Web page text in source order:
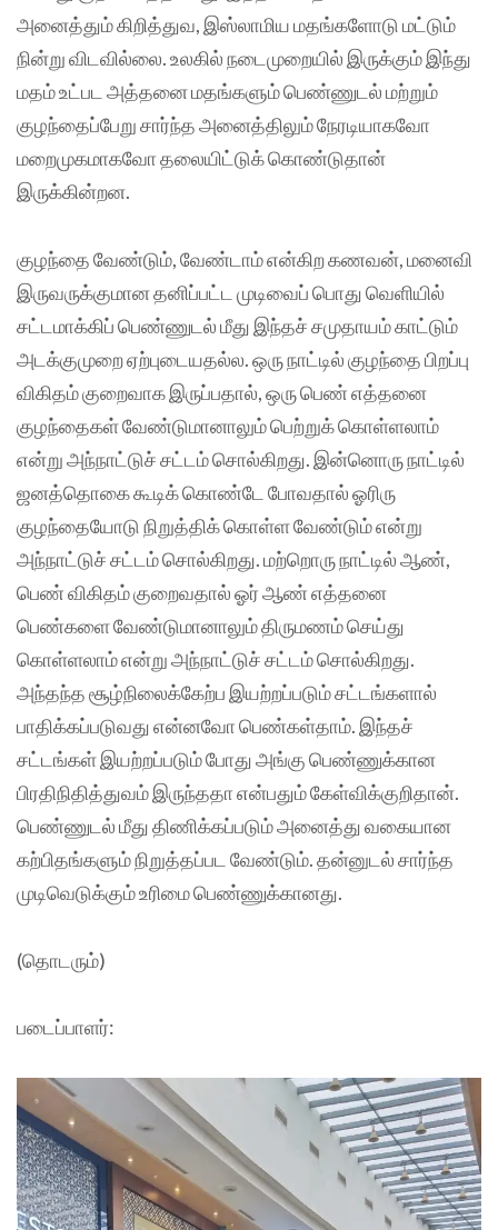
அனைத்தும் கிறித்துவ, இஸ்லாமிய மதங்களோடு மட்டும்
நின்று விடவில்லை. உலகில் நடைமுறையில் இருக்கும் இந்து
மதம் உட்பட அத்தனை மதங்களும் பெண்ணுடல் மற்றும்
குழந்தைப்பேறு சார்ந்த அனைத்திலும் நேரடியாகவோ
மறைமுகமாகவோ தலையிட்டுக் கொண்டுதான்
இருக்கின்றன.
குழந்தை வேண்டும், வேண்டாம் என்கிற கணவன், மனைவி
இருவருக்குமான தனிப்பட்ட முடிவைப் பொது வெளியில்
சட்டமாக்கிப் பெண்ணுடல் மீது இந்தச் சமுதாயம் காட்டும்
அடக்குமுறை ஏற்புடையதல்ல. ஒரு நாட்டில் குழந்தை பிறப்பு
விகிதம் குறைவாக இருப்பதால், ஒரு பெண் எத்தனை
குழந்தைகள் வேண்டுமானாலும் பெற்றுக் கொள்ளலாம்
என்று அந்நாட்டுச் சட்டம் சொல்கிறது. இன்னொரு நாட்டில்
ஜனத்தொகை கூடிக் கொண்டே போவதால் ஓரிரு
குழந்தையோடு நிறுத்திக் கொள்ள வேண்டும் என்று
அந்நாட்டுச் சட்டம் சொல்கிறது.‌ மற்றொரு நாட்டில் ஆண்,
பெண் விகிதம் குறைவதால் ஓர் ஆண் எத்தனை
பெண்களை வேண்டுமானாலும் திருமணம் செய்து
கொள்ளலாம் என்று அந்நாட்டுச் சட்டம் சொல்கிறது.
அந்தந்த சூழ்நிலைக்கேற்ப இயற்றப்படும் சட்டங்களால்
பாதிக்கப்படுவது என்னவோ பெண்கள்தாம். இந்தச்
சட்டங்கள் இயற்றப்படும் போது அங்கு பெண்ணுக்கான
பிரதிநிதித்துவம் இருந்ததா என்பதும் கேள்விக்குறிதான்.
பெண்ணுடல் மீது திணிக்கப்படும் அனைத்து வகையான
கற்பிதங்களும் நிறுத்தப்பட வேண்டும். தன்னுடல் சார்ந்த
முடிவெடுக்கும் உரிமை பெண்ணுக்கானது.
(தொடரும்)
படைப்பாளர்: